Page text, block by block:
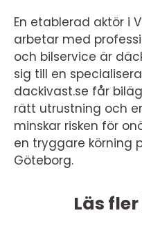
En etablerad aktör i
arbetar med
och bilservice är
sig till en
dackivast.se får
rätt utrustning och
minskar risken för
en tryggare körning
Göteborg.
Läs